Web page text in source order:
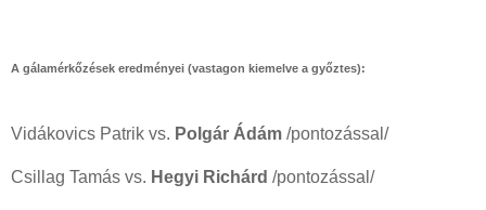
A gálamérkőzések eredményei (vastagon kiemelve a győztes):
Vidákovics Patrik vs. Polgár Ádám /pontozással/
Csillag Tamás vs. Hegyi Richárd /pontozással/